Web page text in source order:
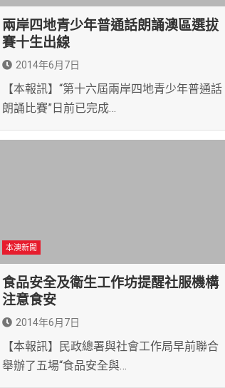
兩岸四地青少年普通話朗誦澳區選拔
賽十生出線
2014年6月7日
【本報訊】“第十六屆兩岸四地青少年普通話
朗誦比賽”日前已完成…
本澳新聞
食品安全及衛生工作坊提醒社服機構
注意食安
2014年6月7日
【本報訊】民政總署與社會工作局早前聯合
舉辦了五場“食品安全與…